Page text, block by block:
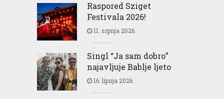
Raspored Sziget
Festivala 2026!
11. srpnja 2026.
Singl “Ja sam dobro”
najavljuje Bablje ljeto
16. lipnja 2026.